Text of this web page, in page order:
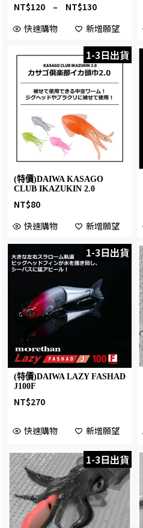
NT$120 – NT$130
快速購物
新增願望
1-3日出貨
(特價)DAIWA KASAGO
CLUB IKAZUKIN 2.0
NT$80
快速購物
新增願望
1-3日出貨
(特價)DAIWA LAZY FASHAD
J100F
NT$270
快速購物 新增願望
1-3日出貨